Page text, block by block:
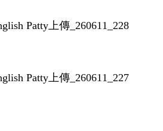
Patty上傳_260611_228
Patty上傳_260611_227